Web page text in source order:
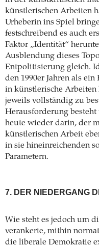
künstlerischen Arbeiten
Urheberin ins Spiel
festschreibend es auch
Faktor „Identität“
Ausblendung dieses
Entpolitisierung gleich.
den 1990er Jahren als
in künstlerische Arbeiten
jeweils vollständig zu
Herausforderung
heute wieder darin, der
künstlerischen Arbeit
in sie hineinreichenden
Parametern.
7. DER NIEDERGANG
Wie steht es jedoch um
verankerte, mithin
die liberale Demokratie